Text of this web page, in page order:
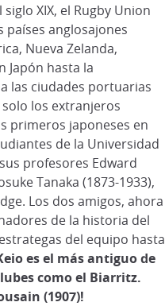
XIX, el Rugby Union
anglosajones
Nueva Zelanda,
Japón hasta la
las ciudades portuarias
los extranjeros
primeros japoneses en
de la Universidad
profesores Edward
Tanaka (1873-1933),
Los dos amigos, ahora
de la historia del
del equipo hasta
es el más antiguo de
como el Biarritz.
(1907)!